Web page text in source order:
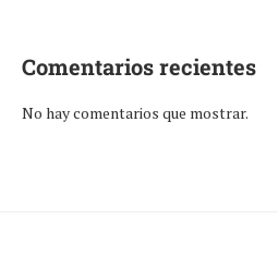
Comentarios recientes
No hay comentarios que mostrar.